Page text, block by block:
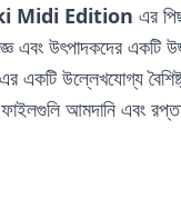
Midi Edition এর
এবং উৎপাদকদের একটি
এর একটি উল্লেখযোগ্য
আমদানি এবং